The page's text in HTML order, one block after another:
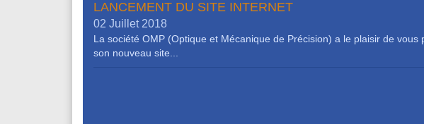
LANCEMENT DU SITE INTERNET
02 Juillet 2018
La société OMP (Optique et Mécanique de Précision) a le plaisir de vous
son nouveau site...